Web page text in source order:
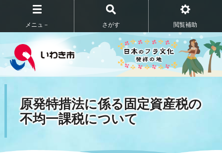
メニュ－ さがす 閲覧補助
原発特措法に係る固定資産税の
不均一課税について